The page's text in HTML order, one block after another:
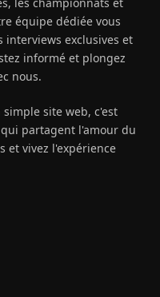
équipe dédiée vous
interviews exclusives et
informé et plongez
nous.
site web, c'est
partagent l'amour du
et vivez l'expérience